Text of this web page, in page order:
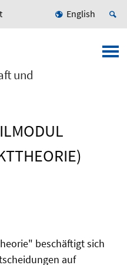
English
und
beschäftigt sich
auf